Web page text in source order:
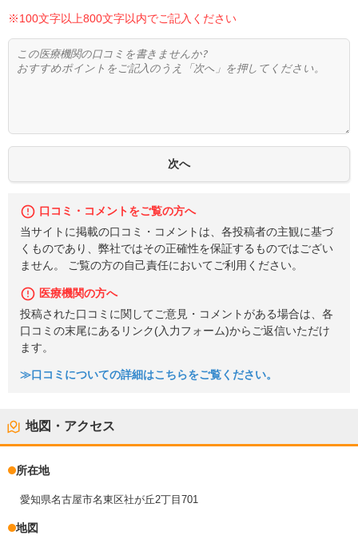
※100文字以上800文字以内でご記入ください
口コミ・コメントをご覧の方へ
当サイトに掲載の口コミ・コメントは、各投稿者の主観に基づ
くものであり、弊社ではその正確性を保証するものではござい
ません。 ご覧の方の自己責任においてご利用ください。
医療機関の方へ
投稿された口コミに関してご意見・コメントがある場合は、各
口コミの末尾にあるリンク(入力フォーム)からご返信いただけ
ます。
≫口コミについての詳細はこちらをご覧ください。
地図・アクセス
所在地
愛知県名古屋市名東区社が丘2丁目701
地図